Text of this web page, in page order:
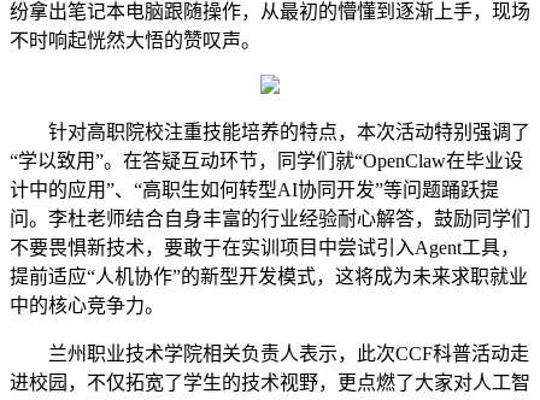
纷拿出笔记本电脑跟随操作，从最初的懵懂到逐渐上手，现场
不时响起恍然大悟的赞叹声。
针对高职院校注重技能培养的特点，本次活动特别强调了
“学以致用”。在答疑互动环节，同学们就“OpenClaw在毕业设
计中的应用”、“高职生如何转型AI协同开发”等问题踊跃提
问。 李杜老师结合自身丰富的行业经验耐心解答，鼓励同学们
不要畏惧新技术，要敢于在实训项目中尝试引入Agent工具，
提前适应“人机协作”的新型开发模式，这将成为未来求职就业
中的核心竞争力。
兰州职业技术学院相关负责人表示，此次CCF科普活动走
进校园，不仅拓宽了学生的技术视野，更点燃了大家对人工智